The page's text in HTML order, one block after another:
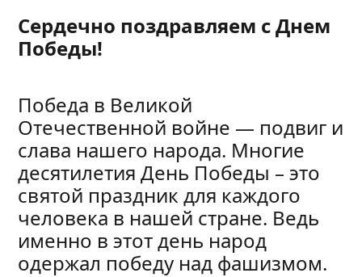
Сердечно поздравляем с Днем
Победы!
Победа в Великой
Отечественной войне — подвиг и
слава нашего народа. Многие
десятилетия День Победы – это
святой праздник для каждого
человека в нашей стране. Ведь
именно в этот день народ
одержал победу над фашизмом.